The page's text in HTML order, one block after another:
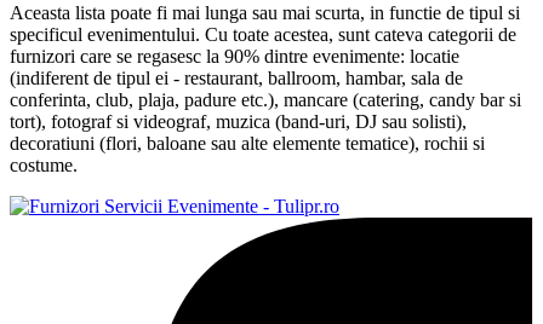
Aceasta lista poate fi mai lunga sau mai scurta, in functie de tipul si
specificul evenimentului. Cu toate acestea, sunt cateva categorii de
furnizori care se regasesc la 90% dintre evenimente: locatie
(indiferent de tipul ei - restaurant, ballroom, hambar, sala de
conferinta, club, plaja, padure etc.), mancare (catering, candy bar si
tort), fotograf si videograf, muzica (band-uri, DJ sau solisti),
decoratiuni (flori, baloane sau alte elemente tematice), rochii si
costume.